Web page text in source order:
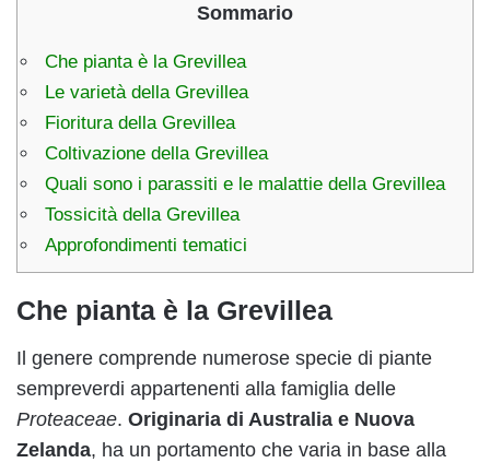
Sommario
Che pianta è la Grevillea
Le varietà della Grevillea
Fioritura della Grevillea
Coltivazione della Grevillea
Quali sono i parassiti e le malattie della Grevillea
Tossicità della Grevillea
Approfondimenti tematici
Che pianta è la Grevillea
Il genere comprende numerose specie di piante
sempreverdi appartenenti alla famiglia delle
Proteaceae. Originaria di Australia e Nuova
Zelanda, ha un portamento che varia in base alla